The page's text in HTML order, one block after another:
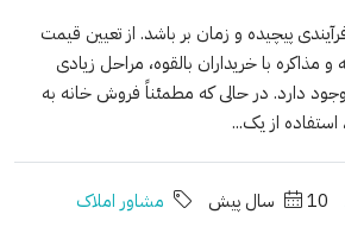
پیچیده و زمان بر باشد. از تعیین قیمت
مذاکره با خریداران بالقوه، مراحل زیادی
دارد. در حالی که مطمئناً فروش خانه به
استفاده از یک...
10 سال پیش
مشاور املاک